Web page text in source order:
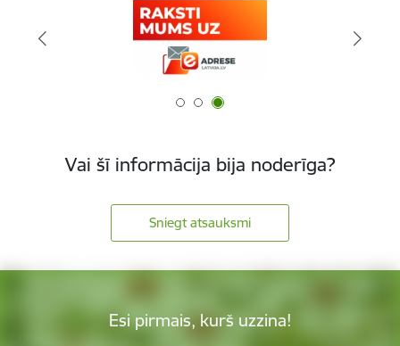
Vai šī informācija bija noderīga?
Sniegt atsauksmi
Esi pirmais, kurš uzzina!